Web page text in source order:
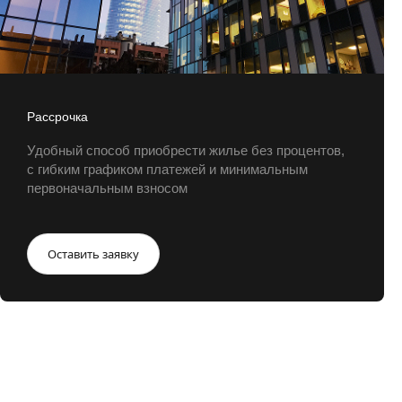
Рассрочка
Удобный способ приобрести жилье без процентов,
с гибким графиком платежей и минимальным
первоначальным взносом
Оставить заявку